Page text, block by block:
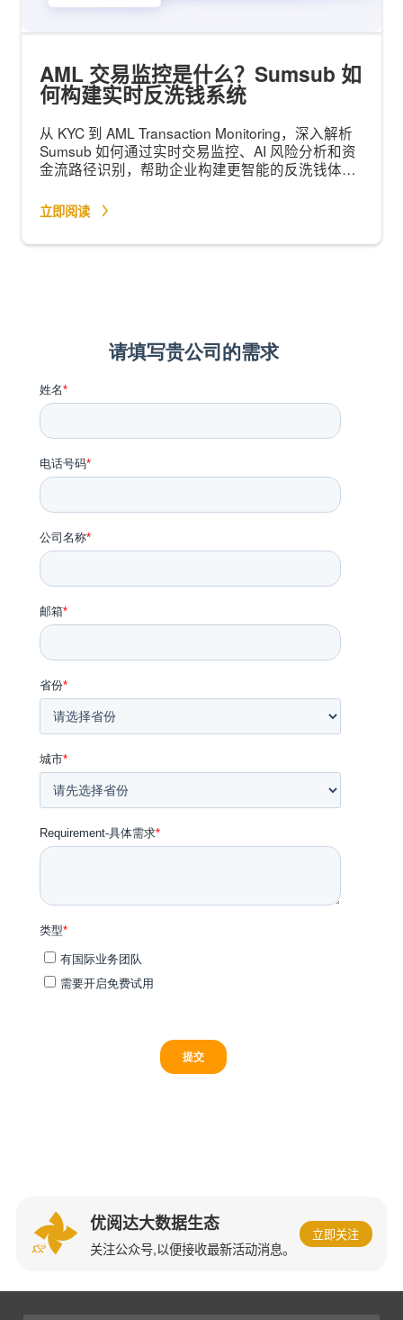
AML 交易监控是什么？Sumsub 如
何构建实时反洗钱系统
从 KYC 到 AML Transaction Monitoring，深入解析
Sumsub 如何通过实时交易监控、AI 风险分析和资
金流路径识别，帮助企业构建更智能的反洗钱体
立即阅读
优阅达大数据生态
关注公众号,以便接收最新活动消息。
立即关注